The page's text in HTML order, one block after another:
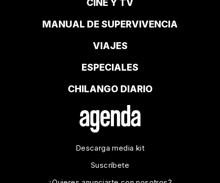
CINE Y TV
MANUAL DE SUPERVIVENCIA
VIAJES
ESPECIALES
CHILANGO DIARIO
Descarga media kit
Suscríbete